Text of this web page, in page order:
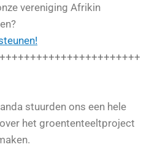
vereniging Afrikin
stuurden ons een hele
het groententeeltproject